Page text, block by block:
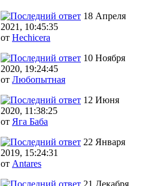
18 Апреля
2021, 10:45:35
от Hechicera
10 Ноября
2020, 19:24:45
от Любопытная
12 Июня
2020, 11:38:25
от Яга Баба
22 Января
2019, 15:24:31
от Antares
21 Декабря